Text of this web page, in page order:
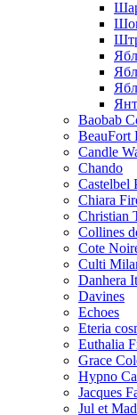
Baobab
BeauFort
Candle
Chando
Castelbel
Chiara
Christian
Collines
Cote
Culti
Danhera
Davines
Echoes
Eteria
Euthalia
Grace
Hypno
Jacques
Jul et